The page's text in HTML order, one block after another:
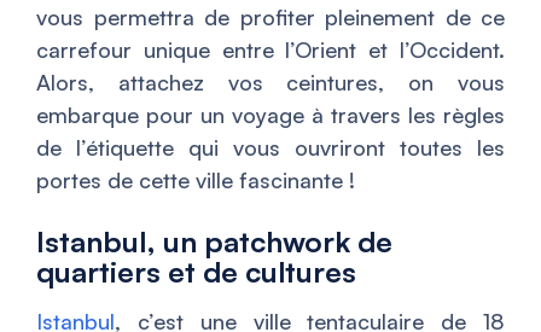
vous permettra de profiter pleinement de ce
carrefour unique entre l’Orient et l’Occident.
Alors, attachez vos ceintures, on vous
embarque pour un voyage à travers les règles
de l’étiquette qui vous ouvriront toutes les
portes de cette ville fascinante !
Istanbul, un patchwork de
quartiers et de cultures
Istanbul, c’est une ville tentaculaire de 18